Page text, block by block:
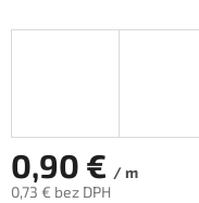
0,90 € / m
0,73 € bez DPH